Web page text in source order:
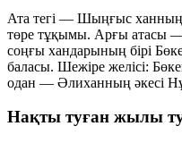
Ата тегі — Шыңғыс
төре тұқымы. Арғы атасы
соңғы хандарының бірі
баласы. Шежіре желісі:
одан — Әлиханның әкесі
Нақты туған жылы